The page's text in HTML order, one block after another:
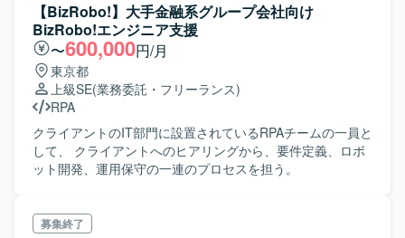
【BizRobo!】大手金融系グループ会社向け
BizRobo!エンジニア支援
〜600,000円/月
東京都
上級SE(業務委託・フリーランス)
RPA
クライアントのIT部門に設置されているRPAチームの一員と
して、 クライアントへのヒアリングから、要件定義、ロボ
ット開発、運用保守の一連のプロセスを担う。
募集終了